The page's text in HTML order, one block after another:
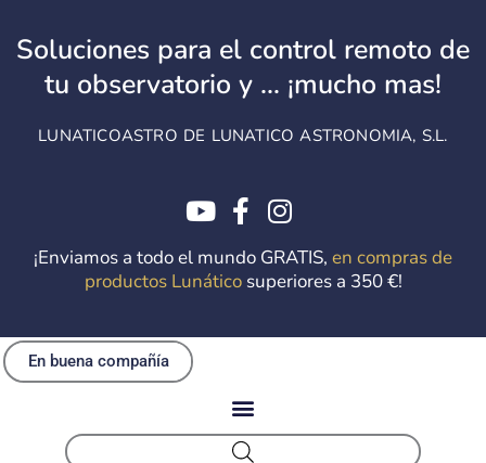
contenido
Soluciones para el control remoto de
tu observatorio y ... ¡mucho mas!
LUNATICOASTRO DE LUNATICO ASTRONOMIA, S.L.
¡Enviamos a todo el mundo GRATIS, en compras de
productos Lunáticosuperiores a 350 €!
En buena compañía